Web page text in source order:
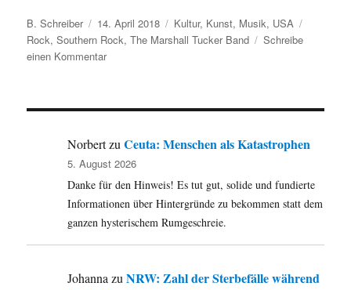
Autor
B. Schreiber
Veröffentlicht
am
14. April 2018 Kategorien
Kultur, Kunst, Musik, USA
Rock,Southern Rock,The Marshall Tucker Band
Schreibe
einen Kommentarzu
The
Tucker
veröffentlicht
Debüt-
LP
NorbertzuCeuta: Menschen als Katastrophen
5. August 2026
Danke für den Hinweis! Es tut gut, solide und fundierte
Informationen über Hintergründe zu bekommen statt dem
ganzen hysterischem Rumgeschreie.
JohannazuNRW: Zahl der Sterbefälle während